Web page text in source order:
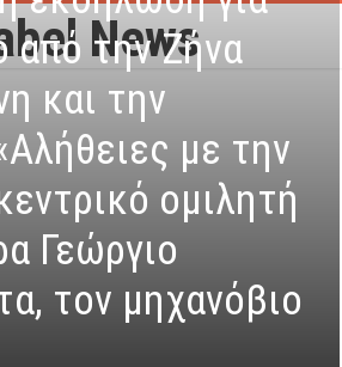
από την Ζήνα
και την
με την
ομιλητή
Γεώργιο
τον μηχανόβιο